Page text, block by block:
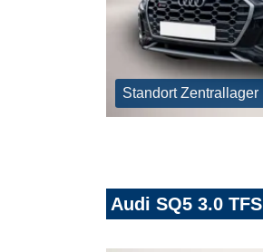
Standort Zentrallager
Audi SQ5 3.0